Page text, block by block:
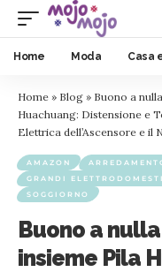
Home Moda Casa
Home » Blog » Buono a
Huachuang: Distensione e
Elettrica dell’Ascensore e il
AMAZON
GRANDI
SOGGIORNO
Buono a
insieme Pila